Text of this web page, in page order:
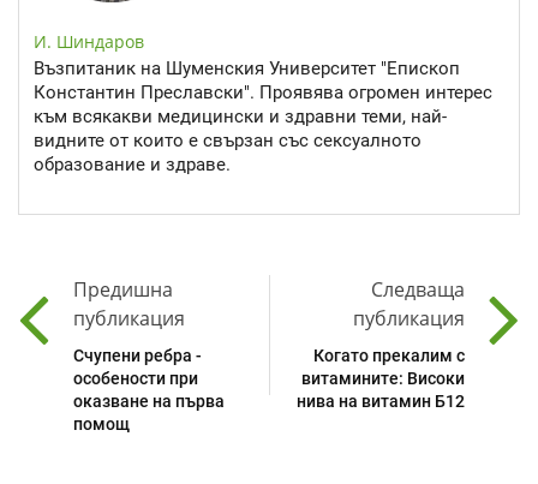
И. Шиндаров
Възпитаник на Шуменския Университет "Епископ
Константин Преславски". Проявява огромен интерес
към всякакви медицински и здравни теми, най-
видните от които е свързан със сексуалното
образование и здраве.
Предишна
публикация
Счупени ребра -
особености при
оказване на първа
помощ
Следваща
публикация
Когато прекалим с
витамините: Високи
нива на витамин Б12